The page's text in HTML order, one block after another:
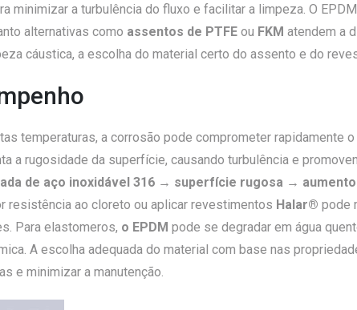
minimizar a turbulência do fluxo e facilitar a limpeza. O
alternativas como assentos de PTFEou FKM atendem a
cáustica, a escolha do material certo do assento e do
temperaturas, a corrosão pode comprometer rapidamente
a rugosidade da superfície, causando turbulência e
de aço inoxidável 316 → superfície rugosa →
resistência ao cloreto ou aplicar revestimentos Halar® pode
Para elastomeros, o EPDM pode se degradar em água
A escolha adequada do material com base nas
e minimizar a manutenção.